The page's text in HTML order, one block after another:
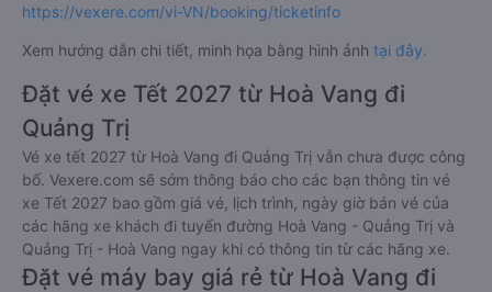
https://vexere.com/vi-VN/booking/ticketinfo
Xem hướng dẫn chi tiết, minh họa bằng hình ảnh tại đây.
Đặt vé xe Tết 2027 từ Hoà Vang đi
Quảng Trị
Vé xe tết 2027 từ Hoà Vang đi Quảng Trị vẫn chưa được công
bố. Vexere.com sẽ sớm thông báo cho các bạn thông tin vé
xe Tết 2027 bao gồm giá vé, lịch trình, ngày giờ bán vé của
các hãng xe khách đi tuyến đường Hoà Vang - Quảng Trị và
Quảng Trị - Hoà Vang ngay khi có thông tin từ các hãng xe.
Đặt vé máy bay giá rẻ từ Hoà Vang đi